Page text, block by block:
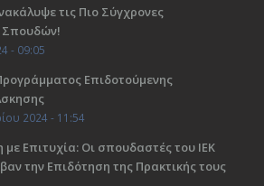
τις Πιο Σύγχρονες
Σπουδών!
- 09:05
Επιδοτούμενης
2024 - 11:54
Επιτυχία: Οι σπουδαστές του ΙΕΚ
την Επιδότηση της Πρακτικής τους